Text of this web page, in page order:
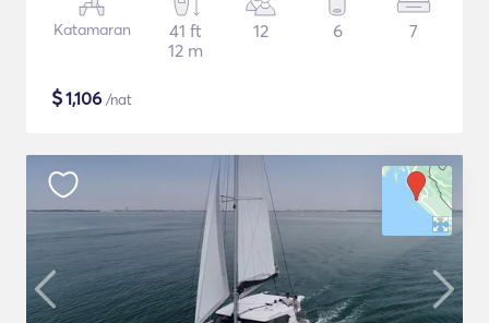
Katamaran
41 ft
12 m
12 6 7
$1,106 /nat